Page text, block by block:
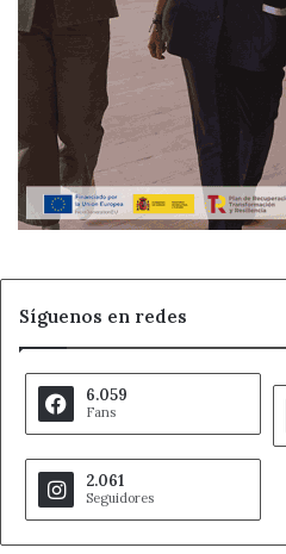
Síguenos en redes
6.059
Fans
2.061
Seguidores